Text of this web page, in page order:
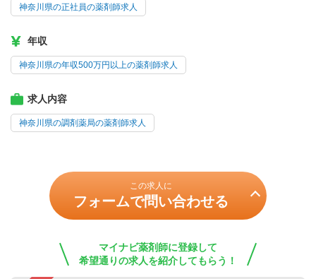
神奈川県の正社員の薬剤師求人
年収
神奈川県の年収500万円以上の薬剤師求人
求人内容
神奈川県の調剤薬局の薬剤師求人
この求人に
フォームで問い合わせる
マイナビ薬剤師に登録して
希望通りの求人を紹介してもらう！